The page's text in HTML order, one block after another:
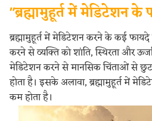
"ब्रह्मामुहूर्त में मेडिटेशन के
ब्रह्मामुहूर्त में मेडिटेशन करने के कई
करने से व्यक्ति को शांति, स्थिरता और
मेडिटेशन करने से मानसिक चिंताओं से
होता है। इसके अलावा, ब्रह्मामुहूर्त में
कम होता है।